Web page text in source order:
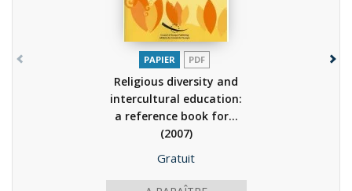
PAPIER PDF
Religious diversity and
intercultural education:
a reference book for...
(2007)
Gratuit